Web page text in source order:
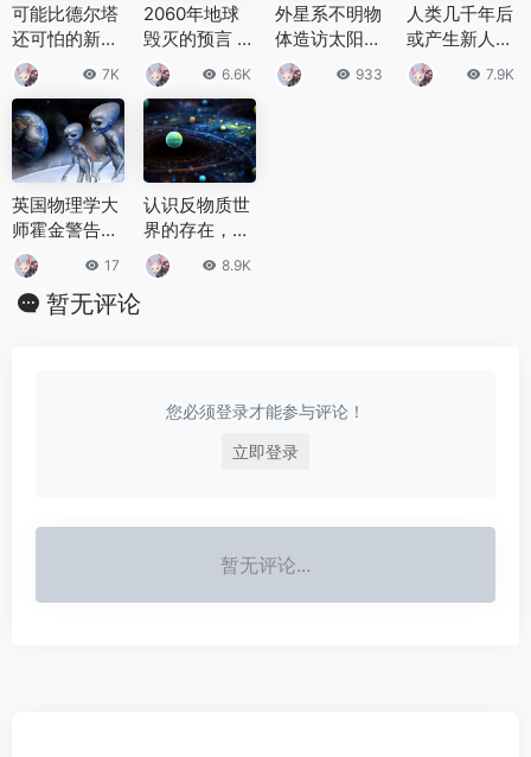
可能比德尔塔
还可怕的新变
异毒株来了！
或从艾滋病患
体内进化而来
7K
2060年地球
毁灭的预言 为
什么爱因斯坦
提出2060年
地球毁灭
6.6K
外星系不明物
体造访太阳
系，天文学家
聚焦神秘A11p
933
人类几千年后
或产生新人
种，身高2米
的棕色巨人
7.9K
英国物理学大
师霍金警告：
人类接触外星
人恐被灭族
17
认识反物质世
界的存在，反
物质世界真的
存在吗？
8.9K
暂无评论
您必须登录才能参与评论！
立即登录
暂无评论...